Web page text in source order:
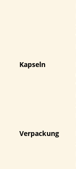
Kapseln
Verpackung